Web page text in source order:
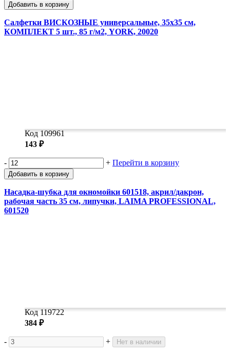
Добавить в корзину
Салфетки ВИСКОЗНЫЕ универсальные, 35х35 см,
КОМПЛЕКТ 5 шт., 85 г/м2, YORK, 20020
Код 109961
143 ₽
- + Перейти в корзину
Добавить в корзину
Насадка-шубка для окномойки 601518, акрил/дакрон,
рабочая часть 35 см, липучки, LAIMA PROFESSIONAL,
601520
Код 119722
384 ₽
- + Нет в наличии